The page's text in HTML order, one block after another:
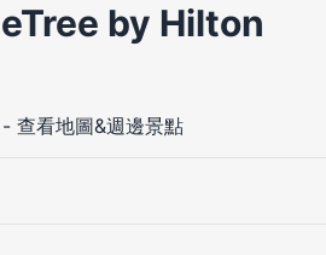
by Hilton
- 查看地圖&週邊景點